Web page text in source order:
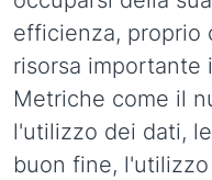
efficienza, proprio
risorsa importante
Metriche come il
l'utilizzo dei dati,
buon fine,